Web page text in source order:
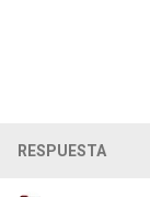
RESPUESTA